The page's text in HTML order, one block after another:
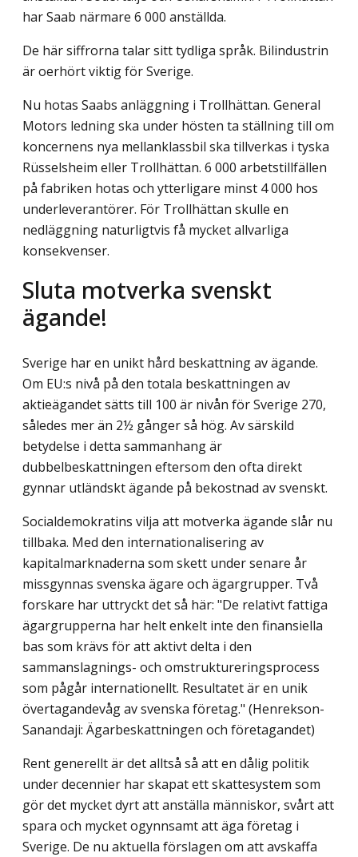
har Saab närmare 6 000 anställda.
De här siffrorna talar sitt tydliga språk. Bilindustrin
är oerhört viktig för Sverige.
Nu hotas Saabs anläggning i Trollhättan. General
Motors ledning ska under hösten ta ställning till om
koncernens nya mellanklassbil ska tillverkas i tyska
Rüsselsheim eller Trollhättan. 6 000 arbetstillfällen
på fabriken hotas och ytterligare minst 4 000 hos
underleverantörer. För Trollhättan skulle en
nedläggning naturligtvis få mycket allvarliga
konsekvenser.
Sluta motverka svenskt
ägande!
Sverige har en unikt hård beskattning av ägande.
Om EU:s nivå på den totala beskattningen av
aktieägandet sätts till 100 är nivån för Sverige 270,
således mer än 2½ gånger så hög. Av särskild
betydelse i detta sammanhang är
dubbelbeskattningen eftersom den ofta direkt
gynnar utländskt ägande på bekostnad av svenskt.
Socialdemokratins vilja att motverka ägande slår nu
tillbaka. Med den internationalisering av
kapitalmarknaderna som skett under senare år
missgynnas svenska ägare och ägargrupper. Två
forskare har uttryckt det så här: "De relativt fattiga
ägargrupperna har helt enkelt inte den finansiella
bas som krävs för att aktivt delta i den
sammanslagnings- och omstruktureringsprocess
som pågår internationellt. Resultatet är en unik
övertagandevåg av svenska företag." (Henrekson-
Sanandaji: Ägarbeskattningen och företagandet)
Rent generellt är det alltså så att en dålig politik
under decennier har skapat ett skattesystem som
gör det mycket dyrt att anställa människor, svårt att
spara och mycket ogynnsamt att äga företag i
Sverige. De nu aktuella förslagen om att avskaffa